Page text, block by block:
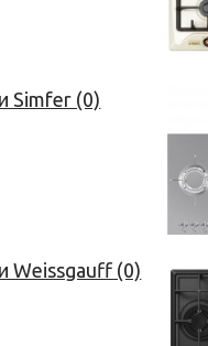
Simfer (0)
Weissgauff (0)